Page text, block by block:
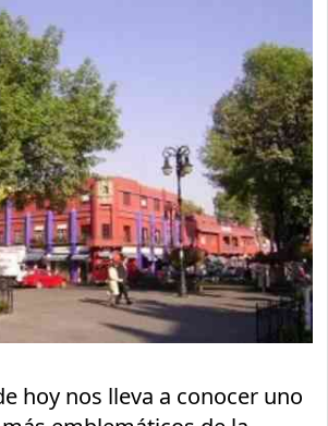
hoy nos lleva a conocer uno